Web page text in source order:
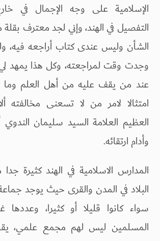
الإسلامية على وجه الإجمال في
التفصيل في الهند، وإني لجد معترف بقلة
الشأن وليس عندى كتاب أراجعه فيه،
وجدت وقت لمراجعته، وكل هذا يمهد
عند من يقف عليه من أهل العلم وما
امتثالا لامر من لا تسعنى مخالفته
العظيم العلامة السيد سليمان الندوي
وأدام ارتقائه.
المدارس الاسلامية في الهند كثيرة جدا
البلاد في المدن والقرى حيث يوجد
سواء كانوا قليلا أو كثيرا، وعددها
المسلمين ليس لهم مجمع علمي،